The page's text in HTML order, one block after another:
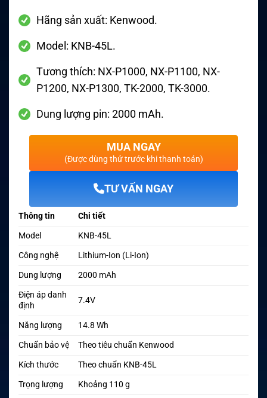
Hãng sản xuất: Kenwood.
Model: KNB-45L.
Tương thích: NX-P1000, NX-P1100, NX-
P1200, NX-P1300, TK-2000, TK-3000.
Dung lượng pin: 2000 mAh.
MUA NGAY
(Được dùng thử trước khi thanh toán)
TƯ VẤN NGAY
Thông tin
Chi tiết
Model
KNB-45L
Công nghệ
Lithium-Ion (Li-Ion)
Dung lượng
2000 mAh
Điện áp danh
định
7.4V
Năng lượng
14.8 Wh
Chuẩn bảo vệ
Theo tiêu chuẩn Kenwood
Kích thước
Theo chuẩn KNB-45L
Trọng lượng
Khoảng 110 g